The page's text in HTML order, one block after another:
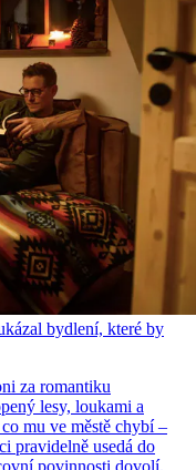
bydlení, které by
za romantiku
lesy, loukami a
mu ve městě chybí –
pravidelně usedá do
povinnosti dovolí,